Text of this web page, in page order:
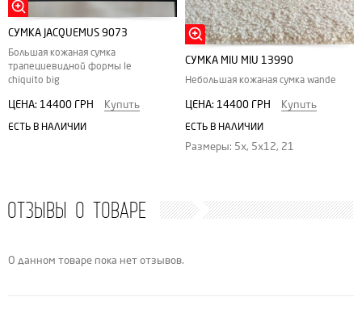
СУМКА JACQUEMUS 9073
Большая кожаная сумка
трапециевидной формы le
chiquito big
ЦЕНА: 14400 ГРН Купить
ЕСТЬ В НАЛИЧИИ
СУМКА MIU MIU 13990
Небольшая кожаная сумка wande
ЦЕНА: 14400 ГРН Купить
ЕСТЬ В НАЛИЧИИ
Размеры: 5x, 5x12, 21
ОТЗЫВЫ О ТОВАРЕ
О данном товаре пока нет отзывов.